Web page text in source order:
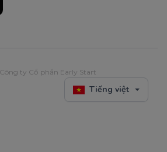
ty Cổ phần Early Start
Tiếng việt